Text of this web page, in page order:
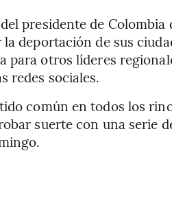
presidente de
deportación de sus
para otros líderes
redes sociales.
común en todos los
suerte con una serie